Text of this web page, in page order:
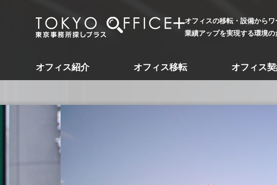
オフィスの移転・設備からワ
業績アップを実現する環境
オフィス紹介 オフィス移転 オフィス